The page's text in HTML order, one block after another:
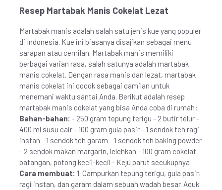
Resep Martabak Manis Cokelat Lezat
Martabak manis adalah salah satu jenis kue yang populer
di Indonesia. Kue ini biasanya disajikan sebagai menu
sarapan atau cemilan. Martabak manis memiliki
berbagai varian rasa, salah satunya adalah martabak
manis cokelat. Dengan rasa manis dan lezat, martabak
manis cokelat ini cocok sebagai camilan untuk
menemani waktu santai Anda. Berikut adalah resep
martabak manis cokelat yang bisa Anda coba di rumah:
Bahan-bahan: - 250 gram tepung terigu - 2 butir telur -
400 ml susu cair - 100 gram gula pasir - 1 sendok teh ragi
instan - 1 sendok teh garam - 1 sendok teh baking powder
- 2 sendok makan margarin, lelehkan - 100 gram cokelat
batangan, potong kecil-kecil - Keju parut secukupnya
Cara membuat: 1. Campurkan tepung terigu, gula pasir,
ragi instan, dan garam dalam sebuah wadah besar. Aduk